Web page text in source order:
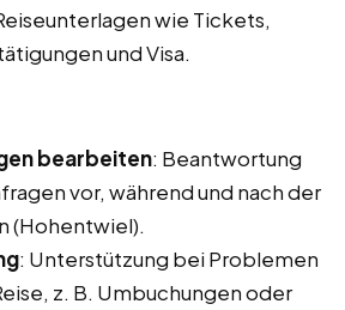
wie Tickets,
und Visa.
bearbeiten: Beantwortung
vor, während und nach der
(Hohentwiel).
: Unterstützung bei Problemen
z. B. Umbuchungen oder